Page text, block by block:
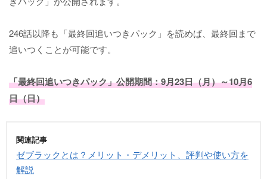
246話以降も「最終回追いつきパック」を読めば、最終回まで
追いつくことが可能です。
「最終回追いつきパック」公開期間：9月23日（月）～10月6
日（日）
関連記事
ゼブラックとは？メリット・デメリット、評判や使い方を
解説